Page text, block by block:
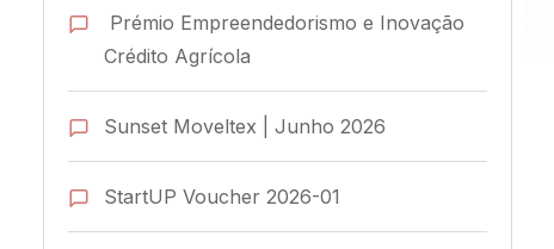
Prémio Empreendedorismo e Inovação
Crédito Agrícola
Sunset Moveltex | Junho 2026
StartUP Voucher 2026-01